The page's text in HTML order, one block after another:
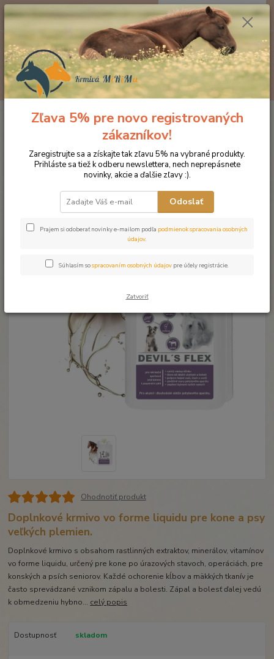
Menu
0ks
za0 €
Produkty DROMY Kĺbová výživa
Dromy Devil´s Flex tekutý
1000 ml
Dromy Devil´s Flex tekutý 1000
Ohodnotiť produkt
Doplnkové krmivo vo forme liquidu pre kone a psy
veľkých plemien.
Doplnkové krmivo s obsahom rastlinných extraktov, minerálov, vitamínov
vo forme liquidu, určený pre kone po úrazových stavoch, operáciách, pre
konských a psích seniorov. Každé ochorenie kĺbov a mäkkých tkanív je
často sprevádzané vznikom zápalu a bolesti. Zápal a bolesť ďalej vedú
k obmedzeniu hybno... celý popis
Dostupnosť skladom
Zľava 5% pre novo registrovaných
zákazníkov!
Zaregistrujte sa a získajte tak zľavu 5% na vybrané produkty.
Prihláste sa tiež k odberu newslettera, nech neprepásnete
novinky, akcie a ďalšie zľavy :).
Odoslať
Prajem si odoberať novinky e-mailom podľa podmienok spracovania osobných
údajov.
Súhlasím sospracovaním osobných údajov pre účely registrácie.
Zatvoriť